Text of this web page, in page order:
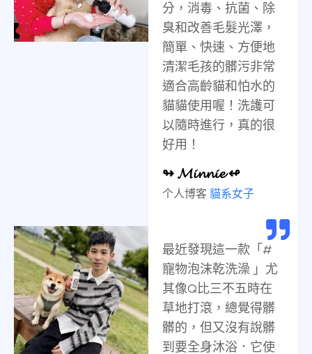
分，消毒、抗菌、除
臭和改善毛髮光澤，
簡單、快速、方便地
清潔毛孩的髒污非常
適合高齡貓和怕水的
貓貓使用喔！洗護可
以隨時進行，真的很
好用！
↬ 𝓜𝓲𝓷𝓷𝓲𝓮 ↫
个人博客 貓系女子
最近發現這一款「#
寵物泡沫乾洗澡 」尤
其像Q比三不五時在
草地打滾，總覺得髒
髒的，但又沒有說髒
到要全身沐浴．它使